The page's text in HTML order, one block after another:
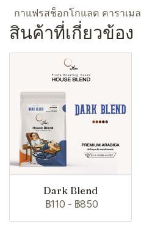
กาแฟรสช็อกโกแลต คาราเมล
สินค้าที่เกี่ยวข้อง
Dark Blend
฿110 - ฿850